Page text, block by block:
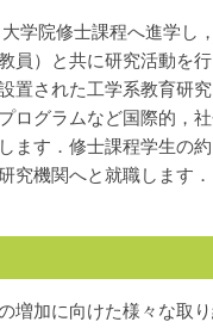
学院修士課程へ進学し
員）と共に研究活動を
置された工学系教育研
ログラムなど国際的，
す．修士課程学生の
究機関へと就職します．
増加に向けた様々な取